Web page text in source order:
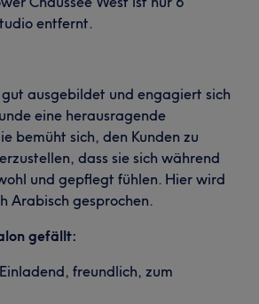
entfernt.
ausgebildet und engagiert sich
eine herausragende
bemüht sich, den Kunden zu
dass sie sich während
und gepflegt fühlen. Hier wird
Arabisch gesprochen.
gefällt:
freundlich, zum